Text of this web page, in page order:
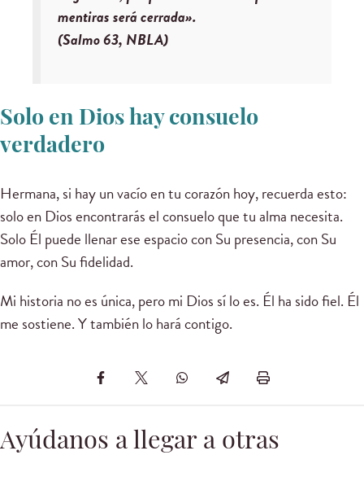
mentiras será cerrada».
(Salmo 63, NBLA)
Solo en Dios hay consuelo
verdadero
Hermana, si hay un vacío en tu corazón hoy, recuerda esto:
solo en Dios encontrarás el consuelo que tu alma necesita.
Solo Él puede llenar ese espacio con Su presencia, con Su
amor, con Su fidelidad.
Mi historia no es única, pero mi Dios sí lo es. Él ha sido fiel. Él
me sostiene. Y también lo hará contigo.
Ayúdanos a llegar a otras